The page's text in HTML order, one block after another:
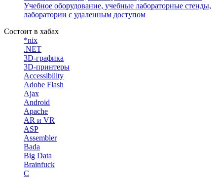
Учебное оборудование, учебные лабораторные стенды,
лаборатории с удаленным доступом
Состоит в хабах
*nix
.NET
3D-графика
3D-принтеры
Accessibility
Adobe Flash
Ajax
Android
Apache
AR и VR
ASP
Assembler
Bada
Big Data
Brainfuck
C